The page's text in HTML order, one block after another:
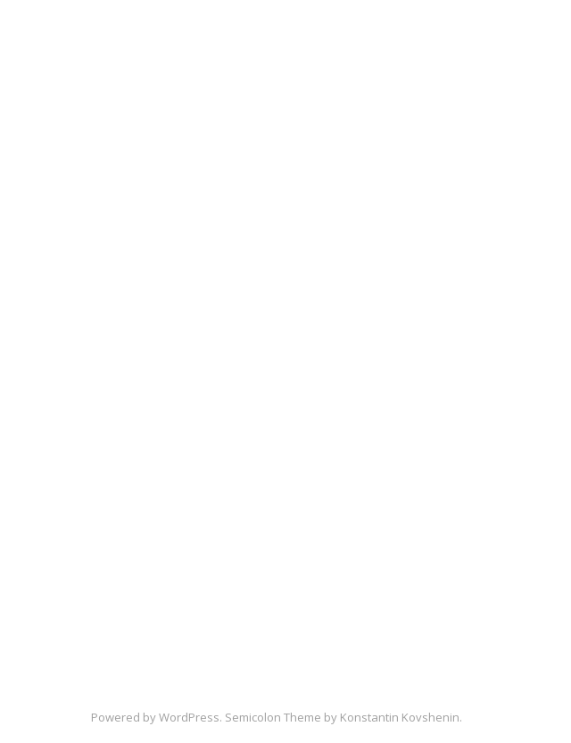
Powered byWordPress. Semicolon Theme by Konstantin Kovshenin.